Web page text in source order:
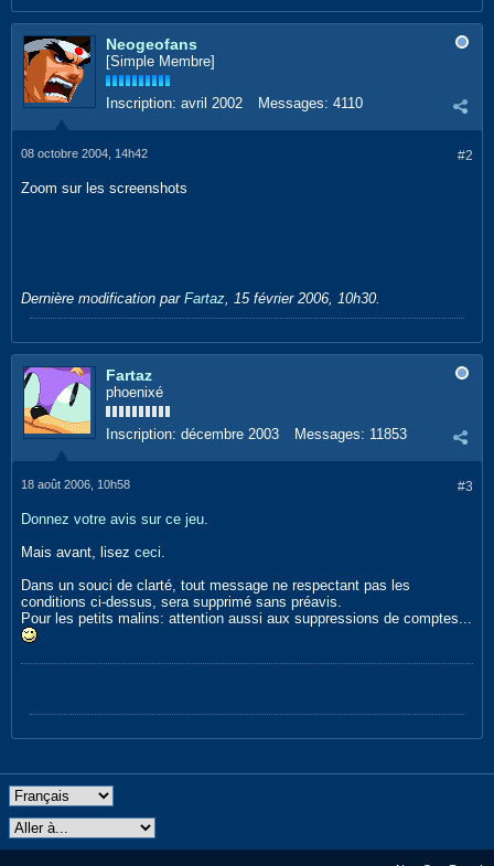
Neogeofans
[Simple Membre]
Inscription: avril 2002 Messages: 4110
#2
08 octobre 2004, 14h42
Zoom sur les screenshots
Dernière modification par Fartaz, 15 février 2006, 10h30.
Fartaz
phoenixé
Inscription: décembre 2003 Messages: 11853
#3
18 août 2006, 10h58
Donnez votre avis sur ce jeu.
Mais avant, lisez ceci.
Dans un souci de clarté, tout message ne respectant pas les
conditions ci-dessus, sera supprimé sans préavis.
Pour les petits malins: attention aussi aux suppressions de comptes...